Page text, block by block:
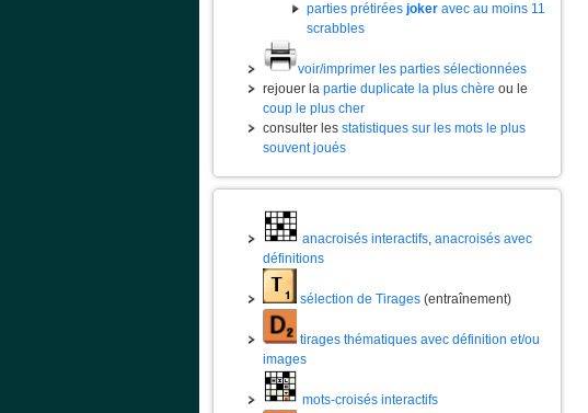
parties prétirées joker avec au moins 11
scrabbles
voir/imprimer les parties sélectionnées
rejouer la partie duplicate la plus chère ou le
coup le plus cher
consulter les statistiques sur les mots le plus
souvent joués
anacroisés interactifs, anacroisés avec
définitions
sélection de Tirages (entraînement)
tirages thématiques avec définition et/ou
images
mots-croisés interactifs